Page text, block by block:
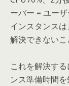
ーバー = ユー
インスタンス
解決できないこ
これを解決す
ンス準備時間